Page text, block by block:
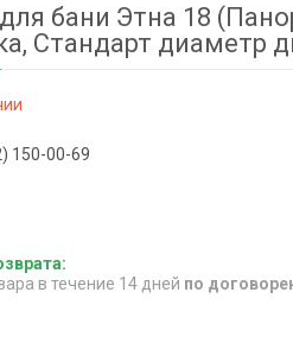
бани Этна 18
Стандарт диаметр
150-00-69
в течение 14 дней по